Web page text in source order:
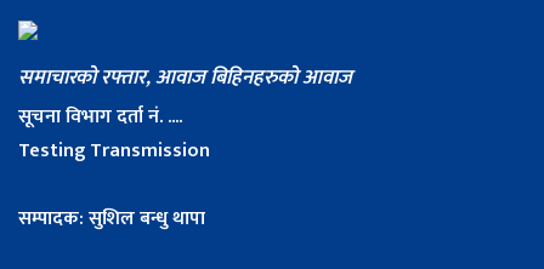
समाचारको रफ्तार, आवाज बिहिनहरुको आवाज
सूचना विभाग दर्ता नं. ....
Testing Transmission
सम्पादक: सुशिल बन्धु थापा